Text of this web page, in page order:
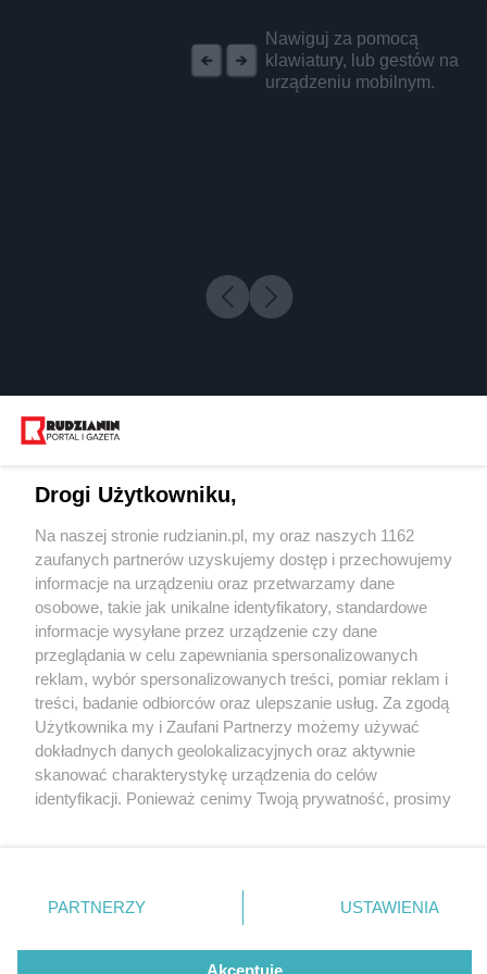
Nawiguj za pomocą
klawiatury, lub gestów na
urządzeniu mobilnym.
3 / 0
Wydawca mediów
Nie zapomnij
zapoznać się z:
polityką prywatności regulamin korzystania z portali
Twojemiasto
Piekary Śląskie
Chorzów
Tarnowskie Góry
Gliwice
Skontakuj sięz nami
Kontakt
Wydawca
Redakcja
Drogi Użytkowniku,
Na naszej stronie rudzianin.pl, my oraz naszych 1162
zaufanych partnerów uzyskujemy dostęp i przechowujemy
informacje na urządzeniu oraz przetwarzamy dane
osobowe, takie jak unikalne identyfikatory, standardowe
informacje wysyłane przez urządzenie czy dane
przeglądania w celu zapewniania spersonalizowanych
reklam, wybór spersonalizowanych treści, pomiar reklam i
treści, badanie odbiorców oraz ulepszanie usług. Za zgodą
Użytkownika my i Zaufani Partnerzy możemy używać
dokładnych danych geolokalizacyjnych oraz aktywnie
skanować charakterystykę urządzenia do celów
identyfikacji. Ponieważ cenimy Twoją prywatność, prosimy
prywatności znajdujący się w lewym dolnym rogu strony
. Niektóre rodzaje przetwarzania danych nie wymagają
zgody użytkownika, ale masz prawo sprzeciwić się
takiemu przetwarzaniu. Preferencje będą miały
PARTNERZY USTAWIENIA
Akceptuję